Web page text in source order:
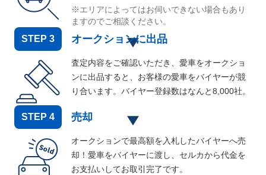
※エリアによってはお伺いできない場合もあり
ますのでご相談ください。
STEP 3 オークションに出品
査定内容をご確認いただき、愛車をオークショ
ンに出品すると、お客様の愛車をバイヤーが競
り合います。バイヤー登録数はなんと8,000社。
STEP 4 売却
オークションで最高額を入札したバイヤーへ売
却！愛車をバイヤーに渡し、セルカから代金を
お支払いしてお取引完了です。